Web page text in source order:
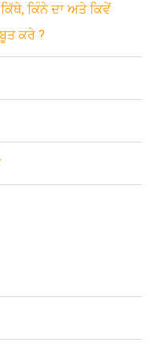
ਕਿੰਨੇ ਦਾ ਅਤੇ ਕਿਵੇਂ
ਕਰੇ ?